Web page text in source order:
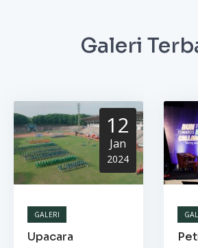
Galeri
12
Jan
2024
GALERI
Upacara